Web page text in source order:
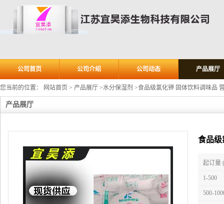
公司首页 公司介绍 公司动态 产品展厅
您当前的位置： 网站首页 > 产品展厅 >水分保湿剂 >食品级氯化钾 固体饮料调味品
产品展厅
食品级
起订量
1-500
500-